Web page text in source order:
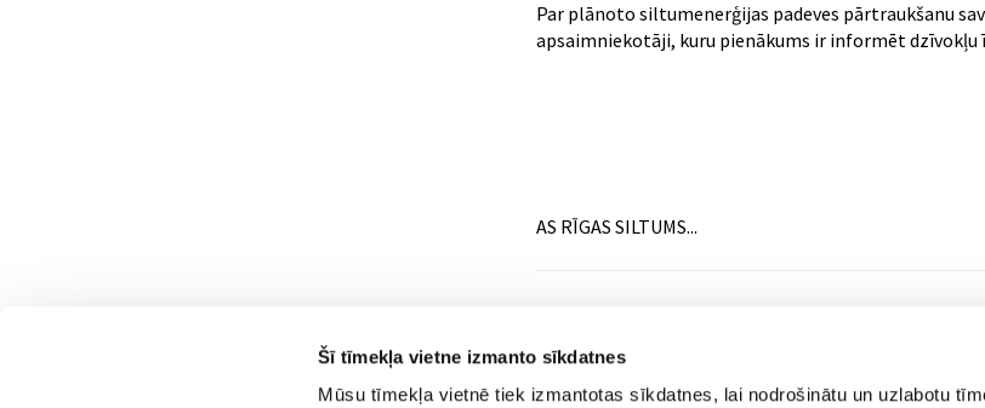
Šī tīmekļa vietne izmanto sīkdatnes
Mūsu tīmekļa vietnē tiek izmantotas sīkdatnes, lai nodrošinātu un uzlabotu
Par plānoto siltumenerģijas padeves pārtraukšanu
apsaimniekotāji, kuru pienākums ir informēt dzīvokļu
AS RĪGAS SILTUMS...